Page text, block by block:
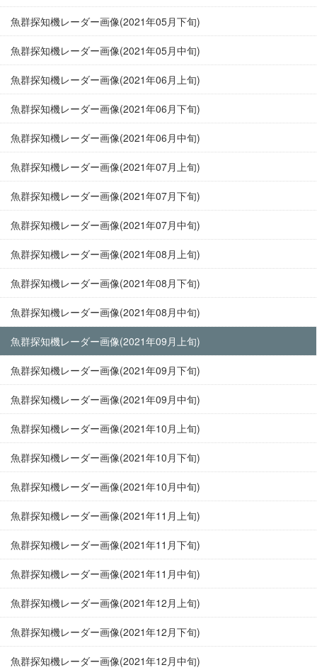
魚群探知機レーダー画像(2021年05月下旬)
魚群探知機レーダー画像(2021年05月中旬)
魚群探知機レーダー画像(2021年06月上旬)
魚群探知機レーダー画像(2021年06月下旬)
魚群探知機レーダー画像(2021年06月中旬)
魚群探知機レーダー画像(2021年07月上旬)
魚群探知機レーダー画像(2021年07月下旬)
魚群探知機レーダー画像(2021年07月中旬)
魚群探知機レーダー画像(2021年08月上旬)
魚群探知機レーダー画像(2021年08月下旬)
魚群探知機レーダー画像(2021年08月中旬)
魚群探知機レーダー画像(2021年09月上旬)
魚群探知機レーダー画像(2021年09月下旬)
魚群探知機レーダー画像(2021年09月中旬)
魚群探知機レーダー画像(2021年10月上旬)
魚群探知機レーダー画像(2021年10月下旬)
魚群探知機レーダー画像(2021年10月中旬)
魚群探知機レーダー画像(2021年11月上旬)
魚群探知機レーダー画像(2021年11月下旬)
魚群探知機レーダー画像(2021年11月中旬)
魚群探知機レーダー画像(2021年12月上旬)
魚群探知機レーダー画像(2021年12月下旬)
魚群探知機レーダー画像(2021年12月中旬)